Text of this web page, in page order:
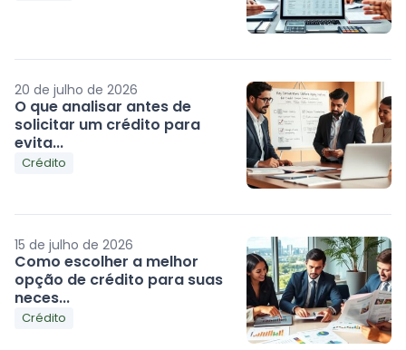
20 de julho de 2026
O que analisar antes de
solicitar um crédito para
evita...
Crédito
15 de julho de 2026
Como escolher a melhor
opção de crédito para suas
neces...
Crédito